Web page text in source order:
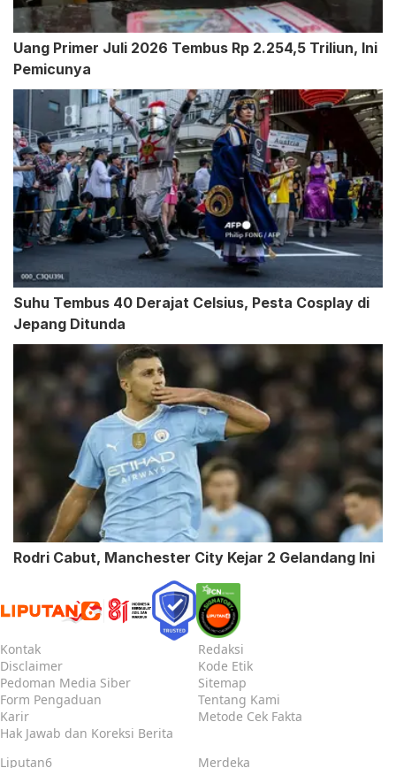
Uang Primer Juli 2026 Tembus Rp 2.254,5 Triliun, Ini
Pemicunya
Suhu Tembus 40 Derajat Celsius, Pesta Cosplay di
Jepang Ditunda
Rodri Cabut, Manchester City Kejar 2 Gelandang Ini
Kontak
Redaksi
Disclaimer
Kode Etik
Pedoman Media Siber
Sitemap
Form Pengaduan
Tentang Kami
Karir
Metode Cek Fakta
Hak Jawab dan Koreksi Berita
Liputan6
Merdeka